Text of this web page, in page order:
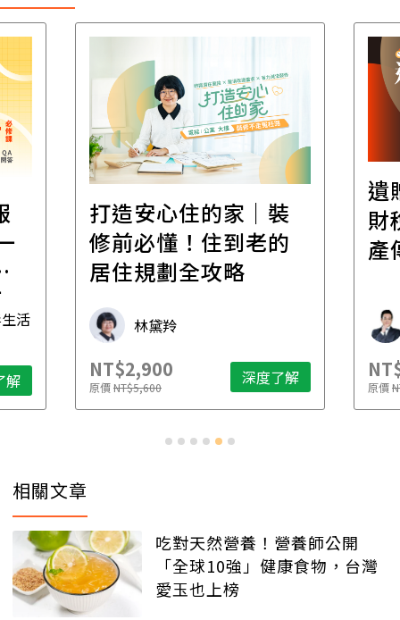
活
解
打造安心住的家｜裝
修前必懂！住到老的
居住規劃全攻略
林黛羚
NT$2,900
原價NT$5,600 深度了解
遺
財
產
原價
相關文章
吃對天然營養！營養師公開
「全球10強」健康食物，台灣
愛玉也上榜